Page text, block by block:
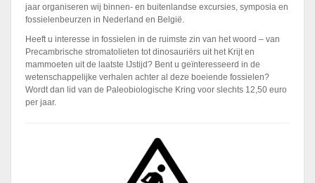
jaar organiseren wij binnen- en buitenlandse excursies, symposia en
fossielenbeurzen in Nederland en België.
Heeft u interesse in fossielen in de ruimste zin van het woord – van
Precambrische stromatolieten tot dinosauriërs uit het Krijt en
mammoeten uit de laatste IJstijd? Bent u geïnteresseerd in de
wetenschappelijke verhalen achter al deze boeiende fossielen?
Wordt dan lid van de Paleobiologische Kring voor slechts 12,50 euro
per jaar.